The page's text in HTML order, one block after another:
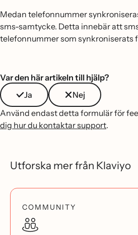
Medan telefonnummer
sms-samtycke. Detta innebär att
telefonnummer som synkroniserats
Var den här artikeln till hjälp?
Ja
Nej
Använd endast detta formulär för
dig hur du kontaktar support.
Utforska mer från Klaviyo
COMMUNITY